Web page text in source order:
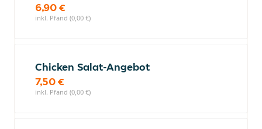
6,90 €
inkl. Pfand (0,00 €)
Chicken Salat-Angebot
7,50 €
inkl. Pfand (0,00 €)